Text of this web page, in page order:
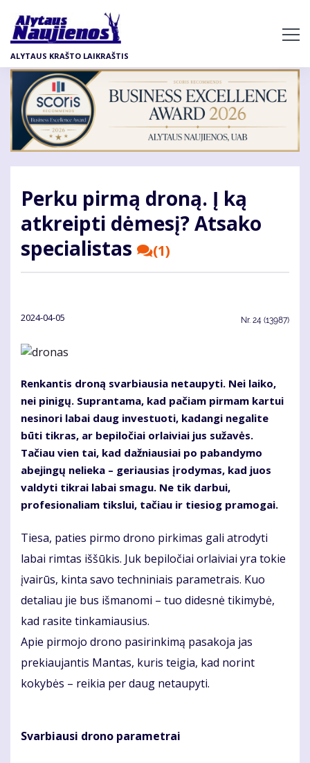
pagrindinį
turinį
ALYTAUS KRAŠTO LAIKRAŠTIS
Perku pirmą droną. Į ką
atkreipti dėmesį? Atsako
specialistas
(1)
2024-04-05 Nr. 24 (13987)
Renkantis droną svarbiausia netaupyti. Nei laiko,
nei pinigų. Suprantama, kad pačiam pirmam kartui
nesinori labai daug investuoti, kadangi negalite
būti tikras, ar bepiločiai orlaiviai jus sužavės.
Tačiau vien tai, kad dažniausiai po pabandymo
abejingų nelieka – geriausias įrodymas, kad juos
valdyti tikrai labai smagu. Ne tik darbui,
profesionaliam tikslui, tačiau ir tiesiog pramogai.
Tiesa, paties pirmo drono pirkimas gali atrodyti
labai rimtas iššūkis. Juk bepiločiai orlaiviai yra tokie
įvairūs, kinta savo techniniais parametrais. Kuo
detaliau jie bus išmanomi – tuo didesnė tikimybė,
kad rasite tinkamiausius.
Apie pirmojo drono pasirinkimą pasakoja jas
prekiaujantis Mantas, kuris teigia, kad norint
kokybės – reikia per daug netaupyti.
Svarbiausi drono parametrai